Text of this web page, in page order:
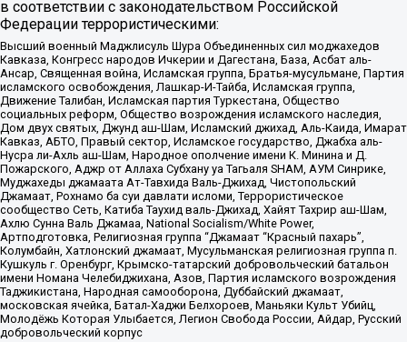
в соответствии с законодательством Российской
Федерации террористическими:
Высший военный Маджлисуль Шура Объединенных сил моджахедов
Кавказа, Конгресс народов Ичкерии и Дагестана, База, Асбат аль-
Ансар, Священная война, Исламская группа, Братья-мусульмане, Партия
исламского освобождения, Лашкар-И-Тайба, Исламская группа,
Движение Талибан, Исламская партия Туркестана, Общество
социальных реформ, Общество возрождения исламского наследия,
Дом двух святых, Джунд аш-Шам, Исламский джихад, Аль-Каида, Имарат
Кавказ, АБТО, Правый сектор, Исламское государство, Джабха аль-
Нусра ли-Ахль аш-Шам, Народное ополчение имени К. Минина и Д.
Пожарского, Аджр от Аллаха Субхану уа Тагьаля SHAM, АУМ Синрике,
Муджахеды джамаата Ат-Тавхида Валь-Джихад, Чистопольский
Джамаат, Рохнамо ба суи давлати исломи, Террористическое
сообщество Сеть, Катиба Таухид валь-Джихад, Хайят Тахрир аш-Шам,
Ахлю Сунна Валь Джамаа, National Socialism/White Power,
Артподготовка, Религиозная группа “Джамаат “Красный пахарь”,
Колумбайн, Хатлонский джамаат, Мусульманская религиозная группа п.
Кушкуль г. Оренбург, Крымско-татарский добровольческий батальон
имени Номана Челебиджихана, Азов, Партия исламского возрождения
Таджикистана, Народная самооборона, Дуббайский джамаат,
московская ячейка, Батал-Хаджи Белхороев, Маньяки Культ Убийц,
Молодёжь Которая Улыбается, Легион Свобода России, Айдар, Русский
добровольческий корпус